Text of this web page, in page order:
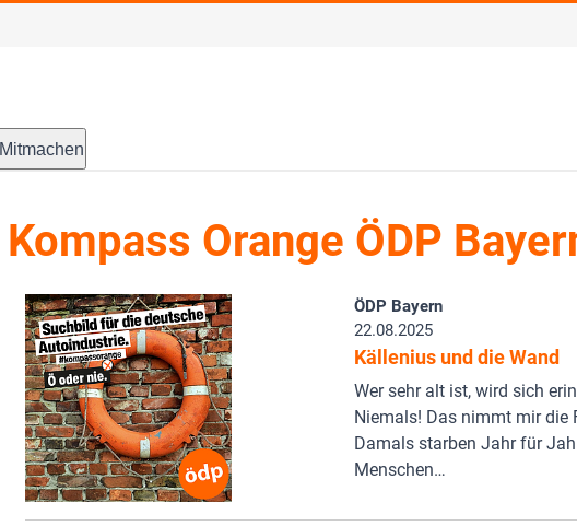
Mitmachen
Kompass Orange ÖDP
ÖDP Bayern
22.08.2025
Källenius und die Wand
Wer sehr alt ist, wird sich
Niemals! Das nimmt mir die
Damals starben Jahr für
Menschen…